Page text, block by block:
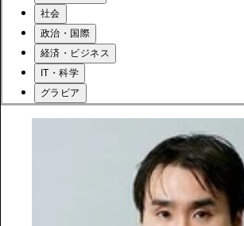
社会
政治・国際
経済・ビジネス
IT・科学
グラビア